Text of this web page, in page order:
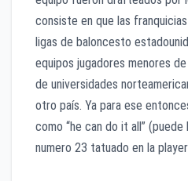
consiste en que las
ligas de baloncesto
equipos jugadores menores
de universidades
otro país. Ya para ese
como “he can do it all”
numero 23 tatuado en la